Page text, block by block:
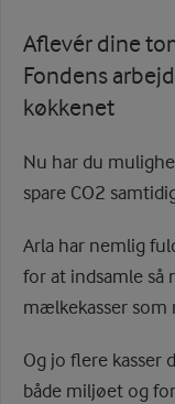
Aflevér dine
Fondens
køkkenet
Nu har du
spare CO2
Arla har nemlig
for at indsamle så
mælkekasser som
Og jo flere kasser
både miljøet og